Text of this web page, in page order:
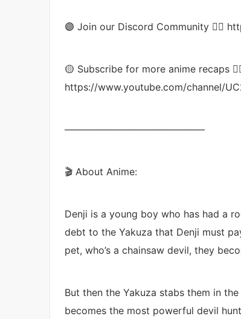
🟣 Join our Discord Community 👉🏻
🟡 Subscribe for more anime recaps
https://www.youtube.com/channel/
——————————————–
🎬 About Anime:
Denji is a young boy who has had a
debt to the Yakuza that Denji must
pet, who’s a chainsaw devil, they
But then the Yakuza stabs them in
becomes the most powerful devil